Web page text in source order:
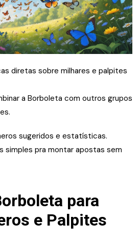
diretas sobre milhares e palpites
a Borboleta com outros grupos
sugeridos e estatísticas.
simples pra montar apostas sem
para
e Palpites